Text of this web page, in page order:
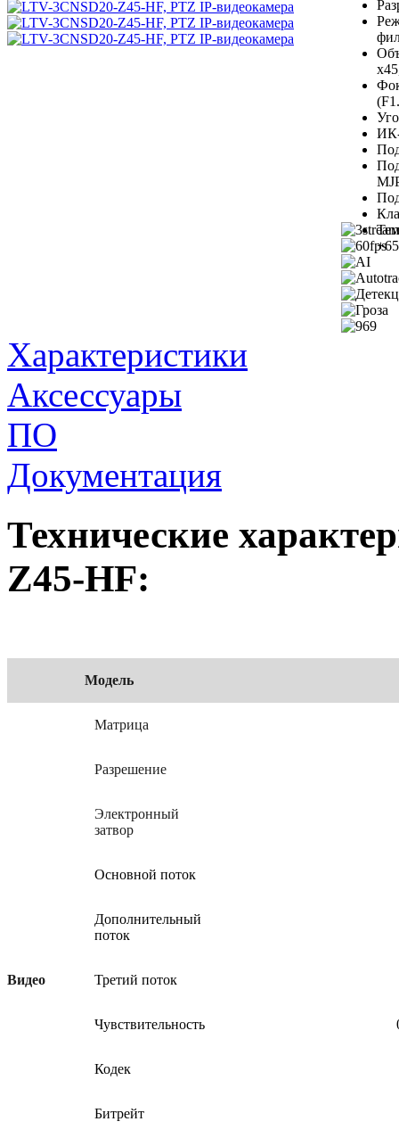
ИК-
Характеристики
Аксессуары
ПО
Документация
Технические
Z45-HF:
Модель
Видео
Матрица
Разрешение
Электронный
затвор
Основной поток
Дополнительный
поток
Третий поток
Чувствительность
Кодек
Битрейт